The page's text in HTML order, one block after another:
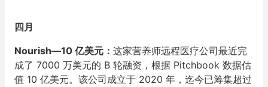
四月
Nourish—10 亿美元： 这家营养师远程医疗公司最近完
成了 7000 万美元的 B 轮融资，根据 Pitchbook 数据估
值 10 亿美元。该公司成立于 2020 年，迄今已筹集超过